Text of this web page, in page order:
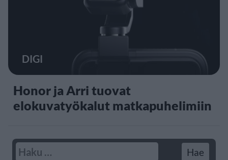
DIGI
Honor ja Arri tuovat
elokuvatyökalut matkapuhelimiin